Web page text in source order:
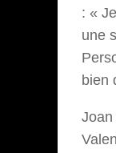
: «
une
bien
Joan